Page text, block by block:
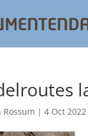
Rossum | 4 Oct 2022